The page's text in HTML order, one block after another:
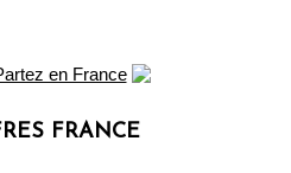
FRANCE